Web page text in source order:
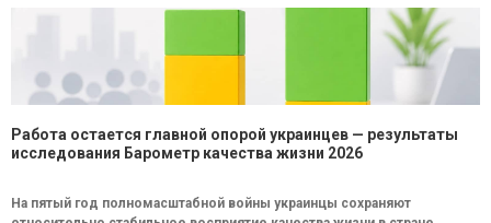
Работа остается главной опорой украинцев — результаты
исследования Барометр качества жизни 2026
На пятый год полномасштабной войны украинцы сохраняют